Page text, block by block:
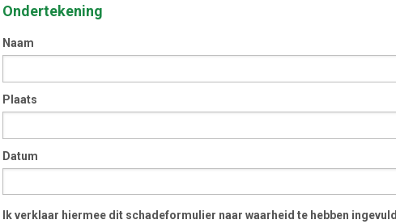
Ondertekening
Naam
Plaats
Datum
Ik verklaar hiermee dit schadeformulier naar waarheid te hebben ingevuld